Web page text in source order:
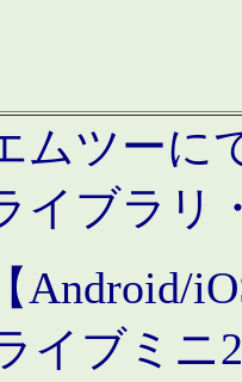
ムツーに
イブラリ
Android/
イブミニ